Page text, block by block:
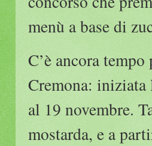
menù a base di
C’è ancora
Cremona: iniziata
al 19 novembre.
mostarda, e a